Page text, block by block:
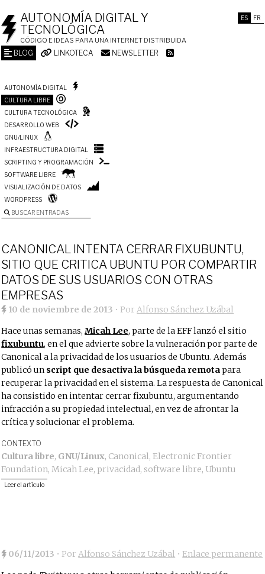
ES FR
AUTONOMÍA DIGITAL Y
TECNOLÓGICA
CÓDIGO E IDEAS PARA UNA INTERNET DISTRIBUIDA
BLOG LINKOTECA NEWSLETTER
AUTONOMÍA DIGITAL
CULTURA LIBRE
CULTURA TECNOLÓGICA
DESARROLLO WEB
GNU/LINUX
INFRAESTRUCTURA DIGITAL
SCRIPTING Y PROGRAMACIÓN
SOFTWARE LIBRE
VISUALIZACIÓN DE DATOS
WORDPRESS
BUSCAR ENTRADAS
CANONICAL INTENTA CERRAR FIXUBUNTU,
SITIO QUE CRITICA UBUNTU POR COMPARTIR
DATOS DE SUS USUARIOS CON OTRAS
EMPRESAS
10 de noviembre de 2013 • PorAlfonso Sánchez Uzábal
Hace unas semanas,Micah Lee, parte de la EFF lanzó el sitio
fixubuntu, en el que advierte sobre la vulneración por parte de
Canonical a la privacidad de los usuarios de Ubuntu. Además
publicó un script que desactiva la búsqueda remotapara
recuperar la privacidad en el sistema. La respuesta de Canonical
ha consistido en intentar cerrar fixubuntu, argumentando
infracción a su propiedad intelectual, en vez de afrontar la
crítica y solucionar el problema.
CONTEXTO
Cultura libre, GNU/Linux, Canonical,Electronic Frontier
Foundation,Micah Lee, privacidad, software libre, Ubuntu
Leer el artículo
06/11/2013 • PorAlfonso Sánchez Uzábal • Enlace permanente